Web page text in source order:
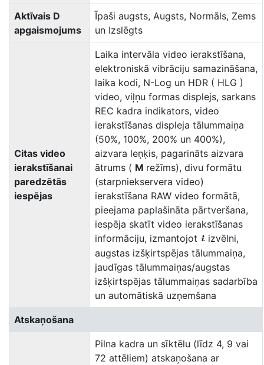
Aktīvais D
apgaismojums
Īpaši augsts, Augsts, Normāls, Zems
un Izslēgts
Citas video
ierakstīšanai
paredzētās
iespējas
Laika intervāla video ierakstīšana,
elektroniskā vibrāciju samazināšana,
laika kodi, N-Log un HDR ( HLG )
video, viļņu formas displejs, sarkans
REC kadra indikators, video
ierakstīšanas displeja tālummaiņa
(50%, 100%, 200% un 400%),
aizvara leņķis, pagarināts aizvara
ātrums ( M režīms), divu formātu
(starpniekservera video)
ierakstīšana RAW video formātā,
pieejama paplašināta pārtveršana,
iespēja skatīt video ierakstīšanas
informāciju, izmantojot i izvēlni,
augstas izšķirtspējas tālummaiņa,
jaudīgas tālummaiņas/augstas
izšķirtspējas tālummaiņas sadarbība
un automātiskā uzņemšana
Atskaņošana
Pilna kadra un sīktēlu (līdz 4, 9 vai
72 attēliem) atskaņošana ar